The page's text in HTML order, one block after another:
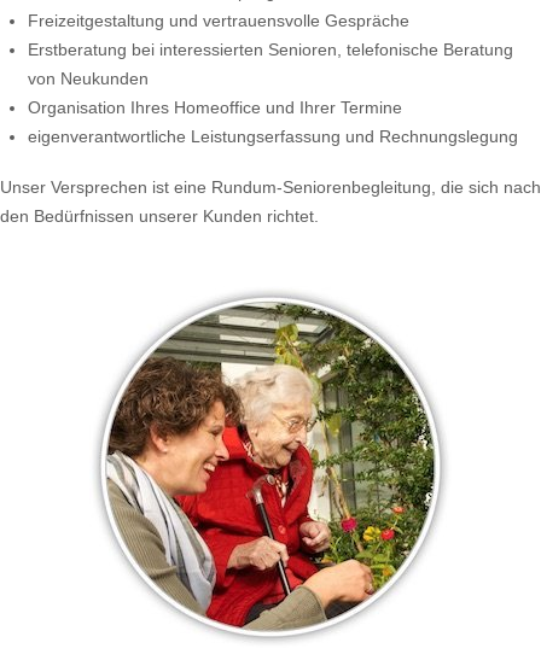
Freizeitgestaltung und vertrauensvolle Gespräche
Erstberatung bei interessierten Senioren, telefonische Beratung
von Neukunden
Organisation Ihres Homeoffice und Ihrer Termine
eigenverantwortliche Leistungserfassung und Rechnungslegung
Unser Versprechen ist eine Rundum-Seniorenbegleitung, die sich nach
den Bedürfnissen unserer Kunden richtet.